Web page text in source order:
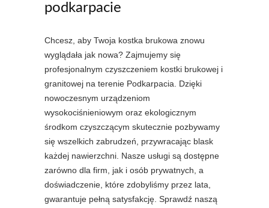
podkarpacie
Chcesz, aby Twoja kostka brukowa znowu
wyglądała jak nowa? Zajmujemy się
profesjonalnym czyszczeniem kostki brukowej i
granitowej na terenie Podkarpacia. Dzięki
nowoczesnym urządzeniom
wysokociśnieniowym oraz ekologicznym
środkom czyszczącym skutecznie pozbywamy
się wszelkich zabrudzeń, przywracając blask
każdej nawierzchni. Nasze usługi są dostępne
zarówno dla firm, jak i osób prywatnych, a
doświadczenie, które zdobyliśmy przez lata,
gwarantuje pełną satysfakcję. Sprawdź naszą